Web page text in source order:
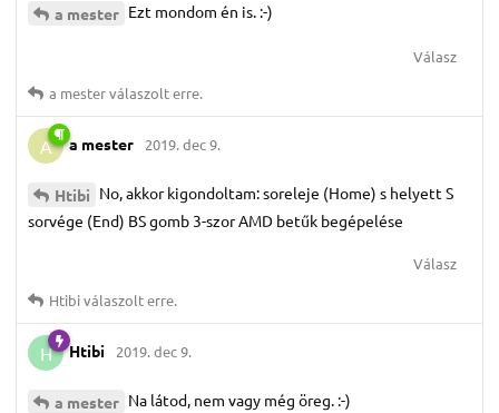
a mester Ezt mondom én is. :-)
Válasz
a mesterválaszolt erre.
A a mester 2019. dec 9.
Htibi No, akkor kigondoltam: soreleje (Home) s helyett S
sorvége (End) BS gomb 3-szor AMD betűk begépelése
Válasz
Htibiválaszolt erre.
H Htibi 2019. dec 9.
a mester Na látod, nem vagy még öreg. :-)